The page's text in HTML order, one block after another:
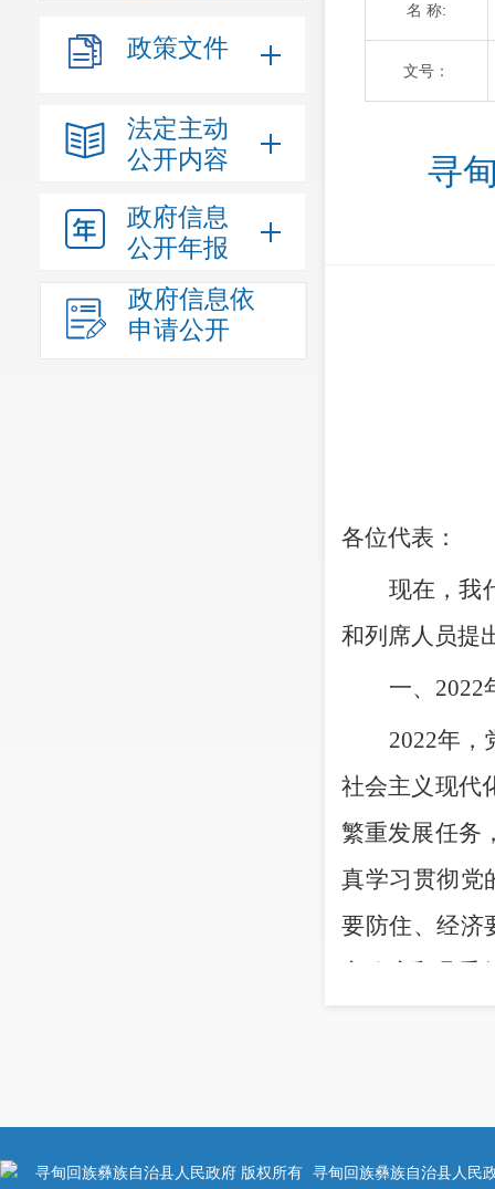
政策文件
法定主动
公开内容
政府信息
公开年报
政府信息依
申请公开
名 称:
文号：
寻
各位代表：
现在，我
和列席人员提
一、 2022
2022年，
社会主义现代
繁重发展任务
真学习贯彻党
要防住、经济
（一）经
寻甸回族彝族自治县人民政府 版权所有 寻甸回族彝族自治县人民